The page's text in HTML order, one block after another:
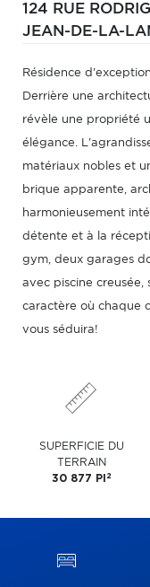
124 RUE
JEAN-DE-LA-
Résidence
Derrière une
révèle une propriété
élégance.
matériaux nobles et
brique apparente,
harmonieusement
détente et à la
gym, deux garages
avec piscine creusée,
caractère où chaque
vous séduira!
SUPERFICIE DU
TERRAIN
30 877 PI 2